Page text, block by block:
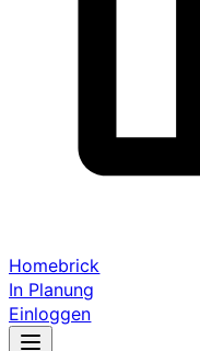
Homebrick
In Planung
Einloggen